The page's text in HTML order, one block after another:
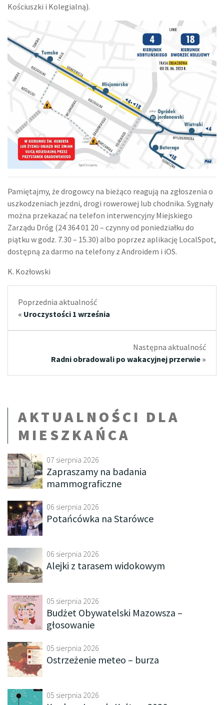
Kościuszki i Kolegialną).
Pamiętajmy, że drogowcy na bieżąco reagują na zgłoszenia o
uszkodzeniach jezdni, drogi rowerowej lub chodnika. Sygnały
można przekazać na telefon interwencyjny Miejskiego
Zarządu Dróg (24 364 01 20 – czynny od poniedziałku do
piątku w godz. 7.30 – 15.30) albo poprzez aplikację LocalSpot,
dostępną za darmo na telefony z Androidem i iOS.
K. Kozłowski
Poprzednia aktualność
« Uroczystości 1 września
Następna aktualność
Radni obradowali po wakacyjnej przerwie »
AKTUALNOŚCI DLA
MIESZKAŃCA
07 sierpnia 2026
Zapraszamy na badania
mammograficzne
06 sierpnia 2026
Potańcówka na Starówce
06 sierpnia 2026
Alejki z tarasem widokowym
05 sierpnia 2026
Budżet Obywatelski Mazowsza –
głosowanie
05 sierpnia 2026
Ostrzeżenie meteo – burza
05 sierpnia 2026